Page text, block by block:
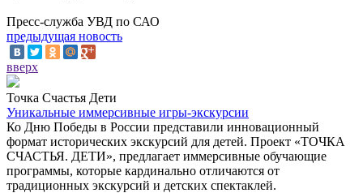
Пресс-служба УВД по САО
предыдущая новость
вверх
Точка Счастья Дети
Уникальные иммерсивные игры-экскурсии
Ко Дню Победы в России представили инновационный
формат исторических экскурсий для детей. Проект «ТОЧКА
СЧАСТЬЯ. ДЕТИ», предлагает иммерсивные обучающие
программы, которые кардинально отличаются от
традиционных экскурсий и детских спектаклей.